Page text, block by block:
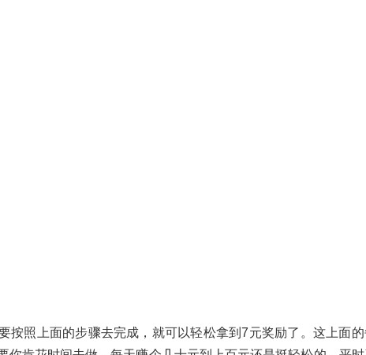
按照上面的步骤去完成，就可以轻松拿到7元奖励了。这上面的